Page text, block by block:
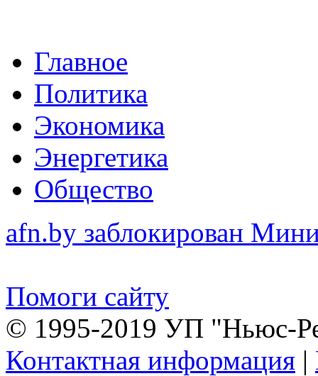
Главное
Политика
Экономика
Энергетика
Общество
afn.by заблокирован
Помоги сайту
© 1995-2019 УП "Ньюс-
Контактная информация |